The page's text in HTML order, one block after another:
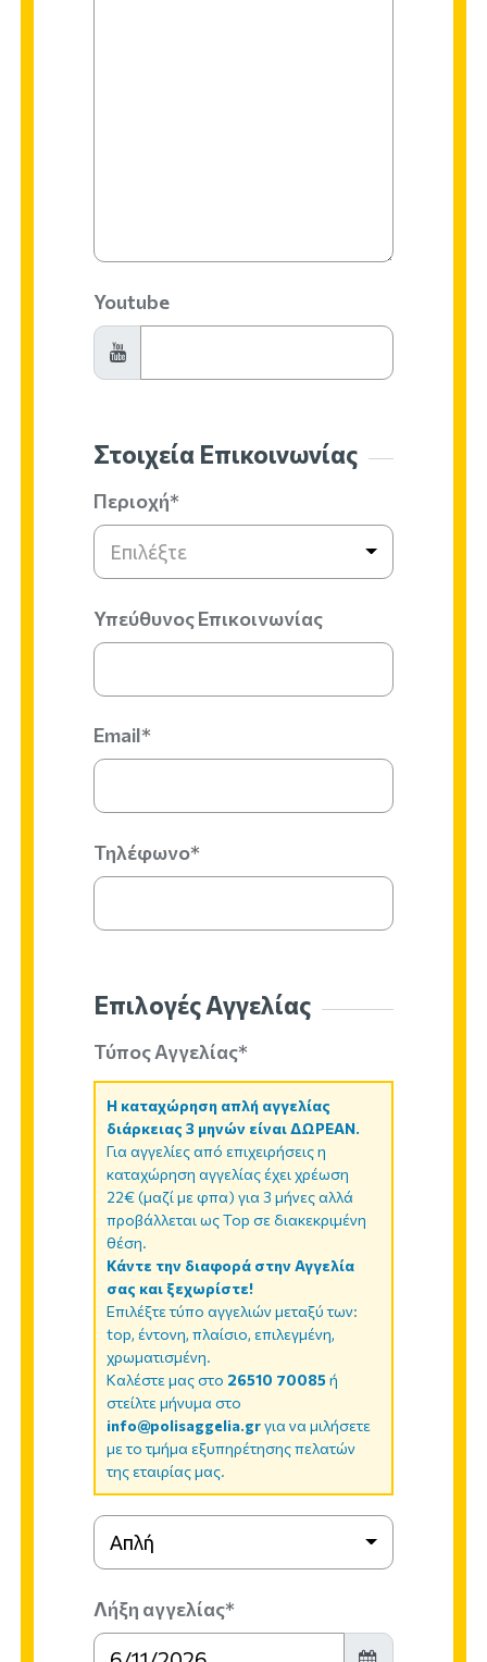
Youtube
Στοιχεία Επικοινωνίας
Περιοχή*
Επιλέξτε
Υπεύθυνος Επικοινωνίας
Email*
Τηλέφωνο*
Επιλογές Αγγελίας
Τύπος Αγγελίας*
Η καταχώρηση απλή αγγελίας
διάρκειας 3 μηνών είναι ΔΩΡΕΑΝ.
Για αγγελίες από επιχειρήσεις η
καταχώρηση αγγελίας έχει χρέωση
22€ (μαζί με φπα) για 3 μήνες αλλά
προβάλλεται ως Top σε διακεκριμένη
θέση.
Κάντε την διαφορά στην Αγγελία
σας και ξεχωρίστε!
Επιλέξτε τύπο αγγελιών μεταξύ των:
top, έντονη, πλαίσιο, επιλεγμένη,
χρωματισμένη.
Καλέστε μας στο 26510 70085ή
στείλτε μήνυμα στο
info@polisaggelia.grγια να μιλήσετε
με το τμήμα εξυπηρέτησης πελατών
της εταιρίας μας.
Απλή
Λήξη αγγελίας*